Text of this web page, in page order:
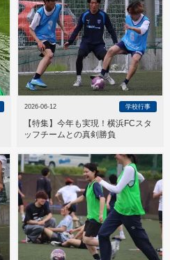
2026-06-12 学校行事
【特集】今年も実現！横浜FCスタ
ッフチームとの真剣勝負